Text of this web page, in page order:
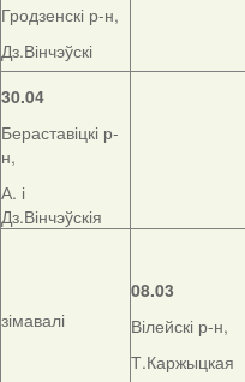
Гродзенскі р-н,
Дз.Вінчэўскі
30.04
Бераставіцкі р-
н,
А. і
Дз.Вінчэўскія
зімавалі
08.03
Вілейскі р-н,
Т.Каржыцкая